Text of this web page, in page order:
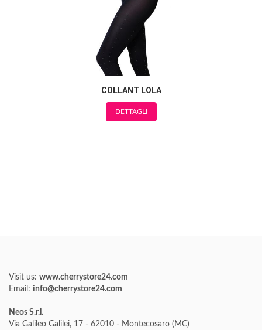
COLLANT LOLA
DETTAGLI
Visit us: www.cherrystore24.com
Email: info@cherrystore24.com
Neos S.r.l.
Via Galileo Galilei, 17 - 62010 - Montecosaro (MC)